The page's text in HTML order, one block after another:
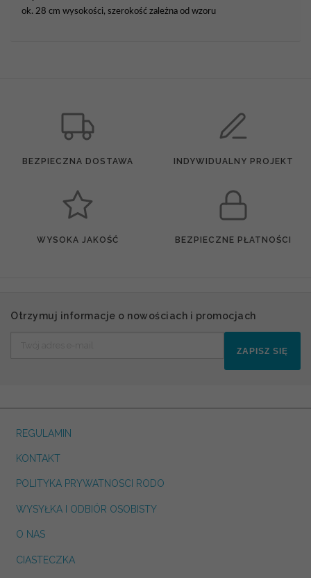
ok. 28 cm wysokości, szerokość zależna od wzoru
BEZPIECZNA DOSTAWA INDYWIDUALNY PROJEKT
WYSOKA JAKOŚĆ BEZPIECZNE PŁATNOŚCI
Otrzymuj informacje o nowościach i promocjach
ZAPISZ SIĘ
REGULAMIN
KONTAKT
POLITYKA PRYWATNOSCI RODO
WYSYŁKA I ODBIÓR OSOBISTY
O NAS
CIASTECZKA